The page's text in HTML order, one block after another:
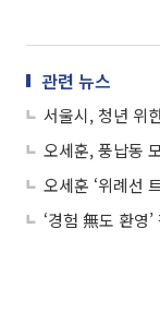
관련 뉴스
오세훈, 풍납동
‘경험 無도 환영